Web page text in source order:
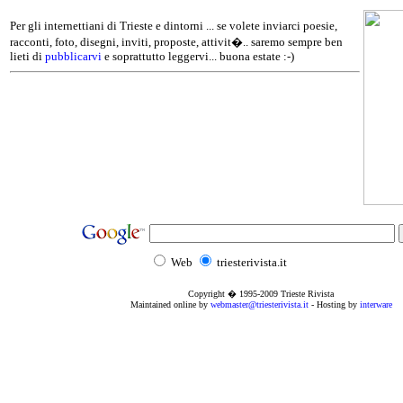
Per gli internettiani di Trieste e dintorni ... se volete inviarci poesie,
racconti, foto, disegni, inviti, proposte, attivit�.. saremo sempre ben
lieti di pubblicarvi e soprattutto leggervi... buona estate :-)
Web triesterivista.it
Copyright � 1995-2009 Trieste Rivista
Maintained online by webmaster@triesterivista.it- Hosting by interware